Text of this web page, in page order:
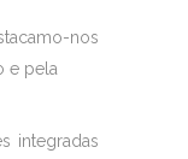
nos
e pela
integradas